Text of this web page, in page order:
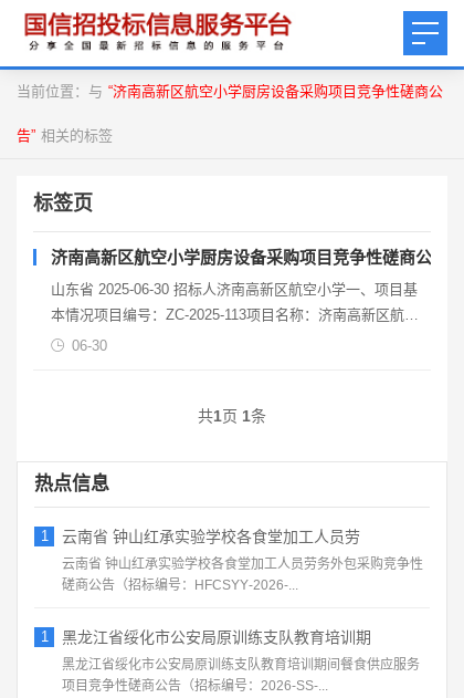
当前位置：与 “济南高新区航空小学厨房设备采购项目竞争性磋商公
告” 相关的标签
标签页
济南高新区航空小学厨房设备采购项目竞争性磋商公告
山东省 2025-06-30 招标人济南高新区航空小学一、项目基
本情况项目编号：ZC-2025-113项目名称：济南高新区航空
小学厨房设备采购项目采购方式：竞争
06-30
共1页 1条
热点信息
1 云南省 钟山红承实验学校各食堂加工人员劳
云南省 钟山红承实验学校各食堂加工人员劳务外包采购竞争性
磋商公告（招标编号：HFCSYY‑2026‑...
1 黑龙江省绥化市公安局原训练支队教育培训期
黑龙江省绥化市公安局原训练支队教育培训期间餐食供应服务
项目竞争性磋商公告（招标编号：2026‑SS‑...